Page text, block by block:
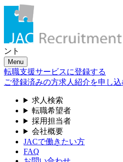
ント
Menu
転職支援サービスに登録する
ご登録済みの方求人紹介を申し込
求人検索
転職希望者
採用担当者
会社概要
JACで働きたい方
FAQ